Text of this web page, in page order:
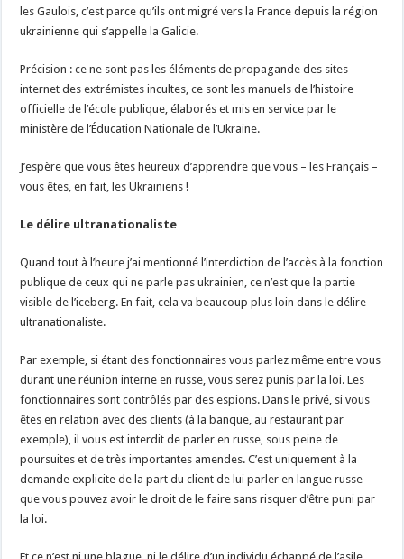
les Gaulois, c’est parce qu’ils ont migré vers la France depuis la région
ukrainienne qui s’appelle la Galicie.
Précision : ce ne sont pas les éléments de propagande des sites
internet des extrémistes incultes, ce sont les manuels de l’histoire
officielle de l’école publique, élaborés et mis en service par le
ministère de l’Éducation Nationale de l’Ukraine.
J’espère que vous êtes heureux d’apprendre que vous – les Français –
vous êtes, en fait, les Ukrainiens !
Le délire ultranationaliste
Quand tout à l’heure j’ai mentionné l’interdiction de l’accès à la fonction
publique de ceux qui ne parle pas ukrainien, ce n’est que la partie
visible de l’iceberg. En fait, cela va beaucoup plus loin dans le délire
ultranationaliste.
Par exemple, si étant des fonctionnaires vous parlez même entre vous
durant une réunion interne en russe, vous serez punis par la loi. Les
fonctionnaires sont contrôlés par des espions. Dans le privé, si vous
êtes en relation avec des clients (à la banque, au restaurant par
exemple), il vous est interdit de parler en russe, sous peine de
poursuites et de très importantes amendes. C’est uniquement à la
demande explicite de la part du client de lui parler en langue russe
que vous pouvez avoir le droit de le faire sans risquer d’être puni par
la loi.